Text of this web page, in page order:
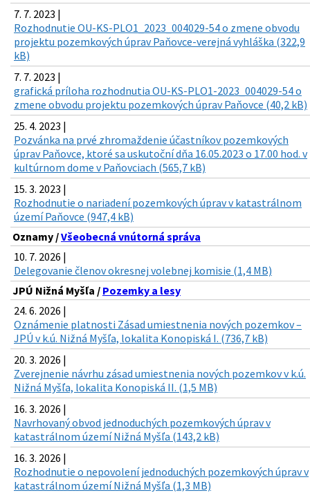
7. 7. 2023 |
Rozhodnutie OU-KS-PLO1_2023_004029-54 o zmene obvodu
projektu pozemkových úprav Paňovce-verejná vyhláška (322,9
kB)
7. 7. 2023 |
grafická príloha rozhodnutia OU-KS-PLO1-2023_004029-54 o
zmene obvodu projektu pozemkových úprav Paňovce (40,2 kB)
25. 4. 2023 |
Pozvánka na prvé zhromaždenie účastníkov pozemkových
úprav Paňovce, ktoré sa uskutoční dňa 16.05.2023 o 17.00 hod. v
kultúrnom dome v Paňovciach (565,7 kB)
15. 3. 2023 |
Rozhodnutie o nariadení pozemkových úprav v katastrálnom
území Paňovce (947,4 kB)
Oznamy /Všeobecná vnútorná správa
10. 7. 2026 |
Delegovanie členov okresnej volebnej komisie (1,4 MB)
JPÚ Nižná Myšľa / Pozemky a lesy
24. 6. 2026 |
Oznámenie platnosti Zásad umiestnenia nových pozemkov –
JPÚ v k.ú. Nižná Myšľa, lokalita Konopiská I. (736,7 kB)
20. 3. 2026 |
Zverejnenie návrhu zásad umiestnenia nových pozemkov v k.ú.
Nižná Myšľa, lokalita Konopiská II. (1,5 MB)
16. 3. 2026 |
Navrhovaný obvod jednoduchých pozemkových úprav v
katastrálnom území Nižná Myšľa (143,2 kB)
16. 3. 2026 |
Rozhodnutie o nepovolení jednoduchých pozemkových úprav v
katastrálnom území Nižná Myšľa (1,3 MB)